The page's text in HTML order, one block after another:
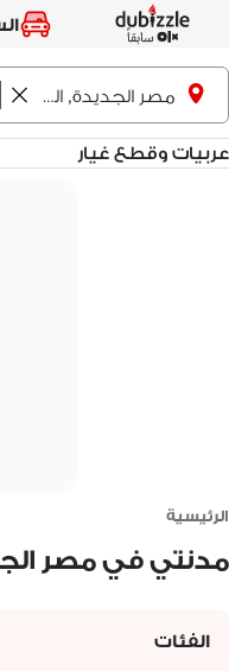
مصر الجديدة, القاهرة
عربيات وقطع غيار
الرئيسية
مدنتي في مصر
الفئات